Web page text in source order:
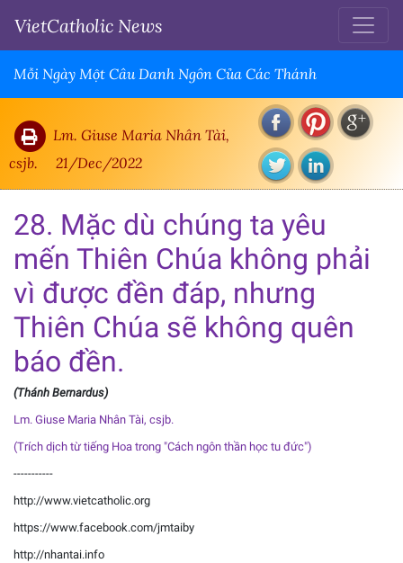
VietCatholic News
Mỗi Ngày Một Câu Danh Ngôn Của Các Thánh
Lm. Giuse Maria Nhân Tài,
csjb.
21/Dec/2022
28. Mặc dù chúng ta yêu
mến Thiên Chúa không phải
vì được đền đáp, nhưng
Thiên Chúa sẽ không quên
báo đền.
(Thánh Bernardus)
Lm. Giuse Maria Nhân Tài, csjb.
(Trích dịch từ tiếng Hoa trong "Cách ngôn thần học tu đức")
-----------
http://www.vietcatholic.org
https://www.facebook.com/jmtaiby
http://nhantai.info